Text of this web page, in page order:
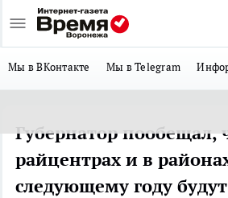
Мы в ВКонтакте Мы в Telegram
Губернатор пообещал,
райцентрах и в
следующему году